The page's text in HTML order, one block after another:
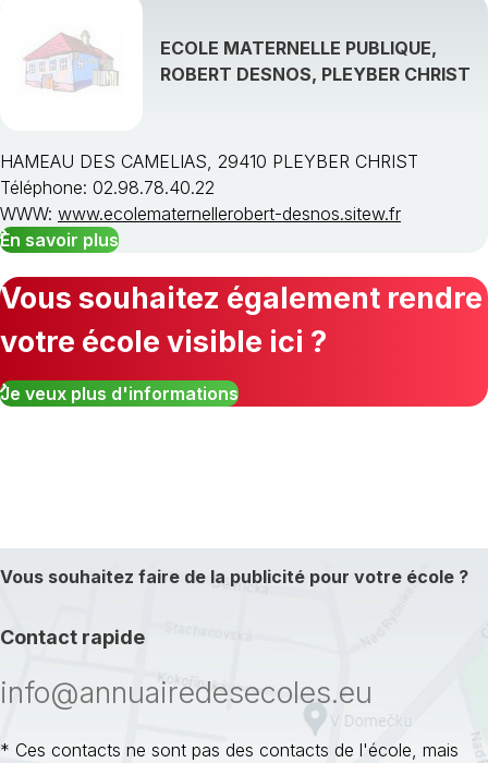
ECOLE MATERNELLE PUBLIQUE,
ROBERT DESNOS, PLEYBER CHRIST
HAMEAU DES CAMELIAS, 29410 PLEYBER CHRIST
Téléphone: 02.98.78.40.22
WWW: www.ecolematernellerobert-desnos.sitew.fr
En savoir plus
Vous souhaitez également rendre
votre école visible ici ?
Je veux plus d'informations
Vous souhaitez faire de la publicité pour votre école ?
Contact rapide
info@annuairedesecoles.eu
* Ces contacts ne sont pas des contacts de l'école, mais